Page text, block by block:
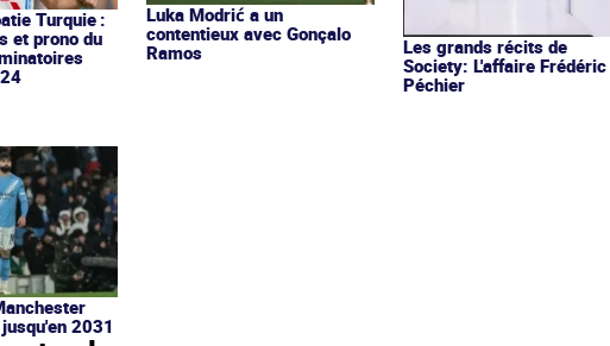
Turquie :
et prono du
Luka Modrić a un
contentieux avec Gonçalo
Ramos
Les grands récits de
Society: L'affaire Frédéric
Péchier
2031